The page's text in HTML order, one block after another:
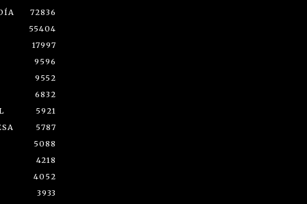
72836
55404
17997
9596
9552
6832
5921
5787
5088
4218
4052
3933